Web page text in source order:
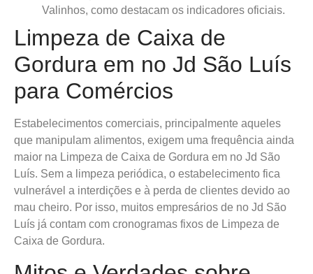
Valinhos, como destacam os indicadores oficiais.
Limpeza de Caixa de
Gordura em no Jd São Luís
para Comércios
Estabelecimentos comerciais, principalmente aqueles
que manipulam alimentos, exigem uma frequência ainda
maior na Limpeza de Caixa de Gordura em no Jd São
Luís. Sem a limpeza periódica, o estabelecimento fica
vulnerável a interdições e à perda de clientes devido ao
mau cheiro. Por isso, muitos empresários de no Jd São
Luís já contam com cronogramas fixos de Limpeza de
Caixa de Gordura.